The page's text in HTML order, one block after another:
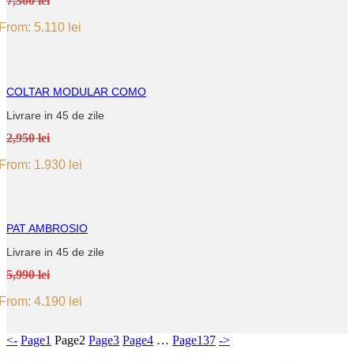
5.110 lei
COLTAR MODULAR COMO
Livrare in 45 de zile
2,950 lei
1.930 lei
PAT AMBROSIO
Livrare in 45 de zile
5,990 lei
4.190 lei
<- Page1 Page2 Page3 Page4 … Page137 ->